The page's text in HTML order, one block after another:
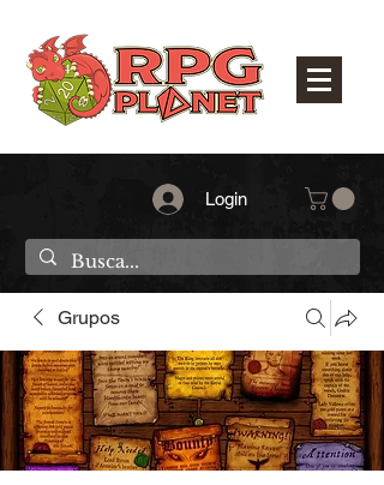
Login
Grupos